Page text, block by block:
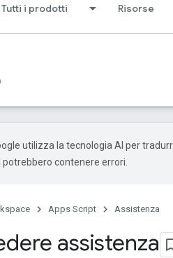
Tutti i prodotti Risorse
utilizza la tecnologia AI per
potrebbero contenere errori.
Apps Script Assistenza
assistenza